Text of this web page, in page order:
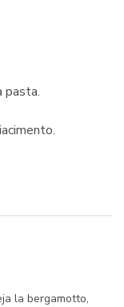
pasta.
la bergamotto,